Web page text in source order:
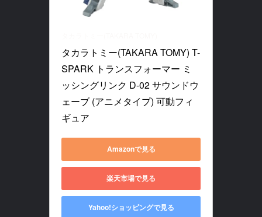
タカラトミー(TAKARA TOMY) T-
SPARK トランスフォーマー ミ
ッシングリンク D-02 サウンドウ
ェーブ (アニメタイプ) 可動フィ
ギュア
Amazonで見る
楽天市場で見る
Yahoo!ショッピングで見る